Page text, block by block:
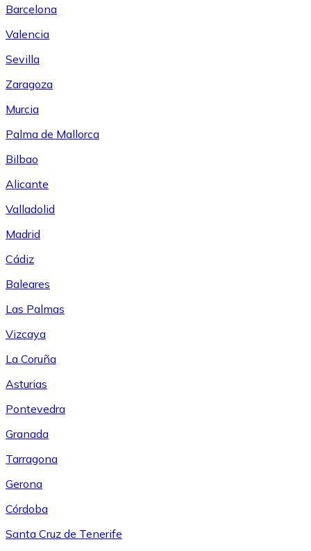
Barcelona
Valencia
Sevilla
Zaragoza
Murcia
Palma de Mallorca
Bilbao
Alicante
Valladolid
Madrid
Cádiz
Baleares
Las Palmas
Vizcaya
La Coruña
Asturias
Pontevedra
Granada
Tarragona
Gerona
Córdoba
Santa Cruz de Tenerife